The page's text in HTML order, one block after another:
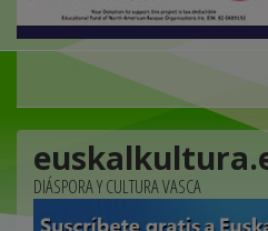
DIÁSPORA Y CULTURA VASCA